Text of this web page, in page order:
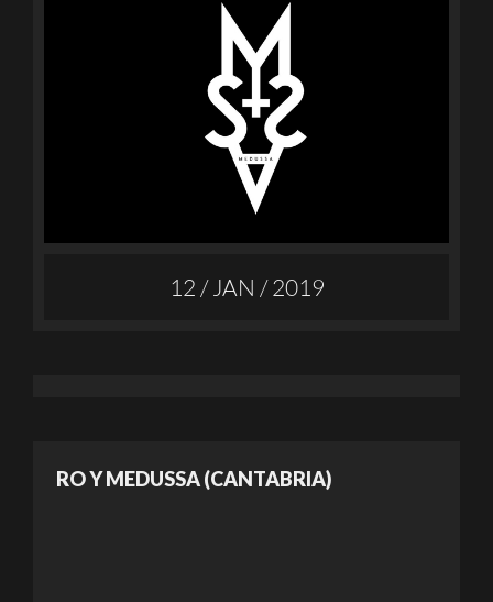
12 / JAN / 2019
RO Y MEDUSSA (CANTABRIA)